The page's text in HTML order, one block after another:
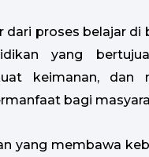
dari proses belajar di
yang
keimanan, dan
bagi
yang membawa